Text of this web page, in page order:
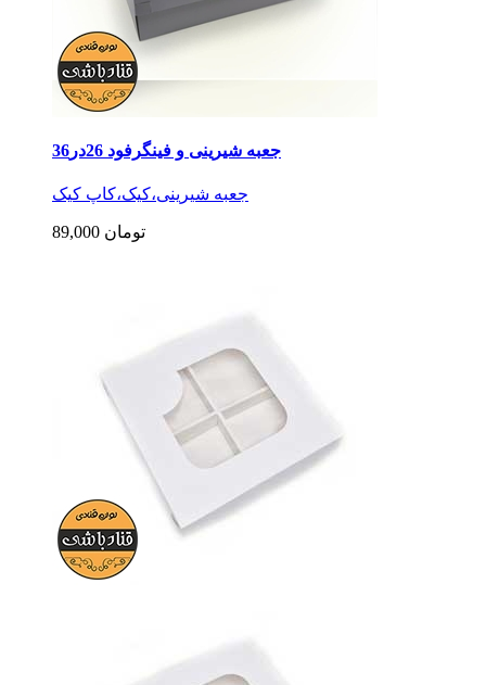
جعبه شیرینی و فینگرفود 26در36
جعبه شیرینی،کیک،کاپ کیک
89,000 تومان